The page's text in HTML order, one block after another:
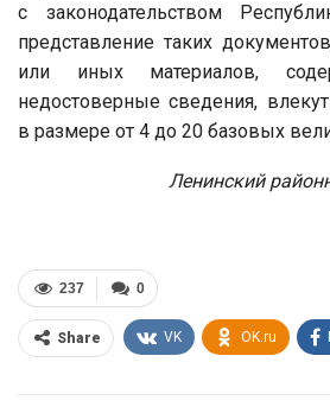
с законодательством
представление таких
или иных материалов,
недостоверные сведения,
в размере от 4 до 20 базовых
Ленинский
0
237
Share VK OK.ru